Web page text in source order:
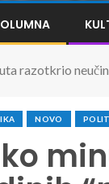
razotkrio
NOVO